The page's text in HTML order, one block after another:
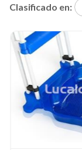
Clasificado en: